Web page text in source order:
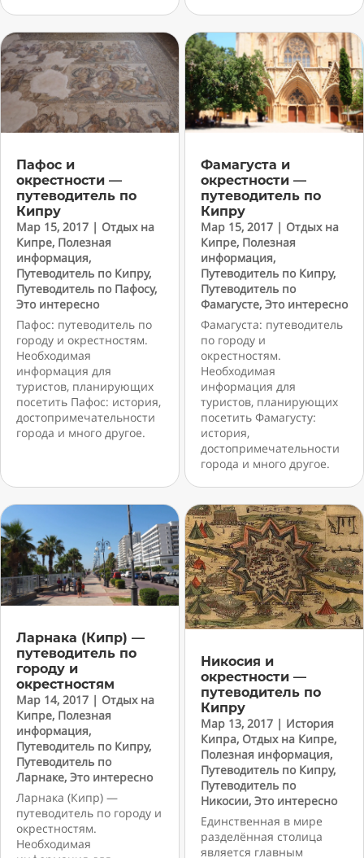
Пафос и
окрестности —
путеводитель по
Кипру
Мар 15, 2017 | Отдых на
Кипре, Полезная
информация,
Путеводитель по Кипру,
Путеводитель по Пафосу,
Это интересно
Пафос: путеводитель по
городу и окрестностям.
Необходимая
информация для
туристов, планирующих
посетить Пафос: история,
достопримечательности
города и много другое.
Фамагуста и
окрестности —
путеводитель по
Кипру
Мар 15, 2017 | Отдых на
Кипре, Полезная
информация,
Путеводитель по Кипру,
Путеводитель по
Фамагусте, Это интересно
Фамагуста: путеводитель
по городу и
окрестностям.
Необходимая
информация для
туристов, планирующих
посетить Фамагусту:
история,
достопримечательности
города и много другое.
Ларнака (Кипр) —
путеводитель по
городу и
окрестностям
Мар 14, 2017 | Отдых на
Кипре, Полезная
информация,
Путеводитель по Кипру,
Путеводитель по
Ларнаке, Это интересно
Ларнака (Кипр) —
путеводитель по городу и
окрестностям.
Необходимая
Никосия и
окрестности —
путеводитель по
Кипру
Мар 13, 2017 | История
Кипра, Отдых на Кипре,
Полезная информация,
Путеводитель по Кипру,
Путеводитель по
Никосии, Это интересно
Единственная в мире
разделённая столица
является главным